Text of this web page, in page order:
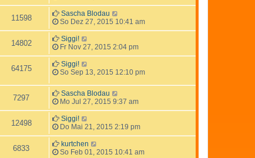
11598
Sascha Blodau
So Dez 27, 2015 10:41 am
14802
Siggi!
Fr Nov 27, 2015 2:04 pm
64175
Siggi!
So Sep 13, 2015 12:10 pm
7297
Sascha Blodau
Mo Jul 27, 2015 9:37 am
12498
Siggi!
Do Mai 21, 2015 2:19 pm
6833
kurtchen
So Feb 01, 2015 10:41 am